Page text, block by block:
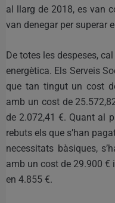
al llarg de 2018, es van
van denegar per superar
De totes les despeses,
energètica. Els Serveis
que tan tingut un cost
amb un cost de
de 2.072,41 €. Quant al
rebuts els que s’han
necessitats bàsiques,
amb un cost de 29.900 €
en 4.855 €.